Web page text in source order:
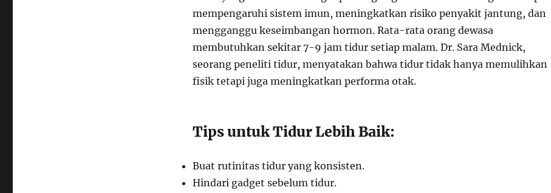
mempengaruhi sistem imun, meningkatkan risiko penyakit jantung, dan
mengganggu keseimbangan hormon. Rata-rata orang dewasa
membutuhkan sekitar 7-9 jam tidur setiap malam. Dr. Sara Mednick,
seorang peneliti tidur, menyatakan bahwa tidur tidak hanya memulihkan
fisik tetapi juga meningkatkan performa otak.
Tips untuk Tidur Lebih Baik:
Buat rutinitas tidur yang konsisten.
Hindari gadget sebelum tidur.